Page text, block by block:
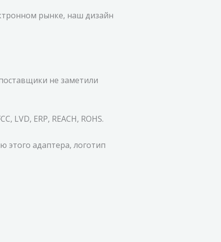
рынке, наш дизайн
не заметили
LVD, ERP, REACH, ROHS.
этого адаптера, логотип